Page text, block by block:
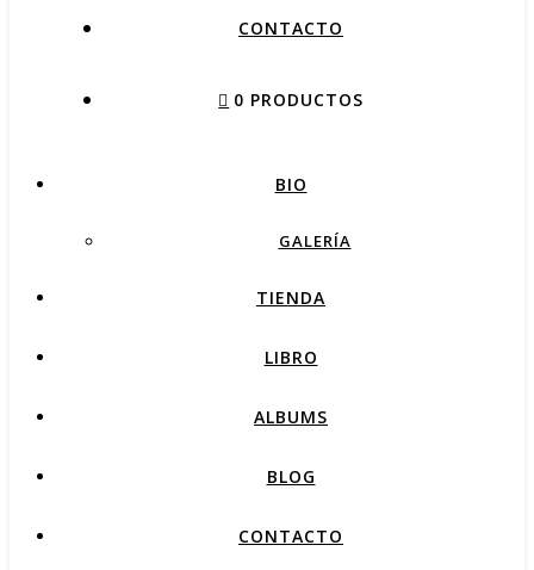
CONTACTO
0 PRODUCTOS
BIO
GALERÍA
TIENDA
LIBRO
ALBUMS
BLOG
CONTACTO